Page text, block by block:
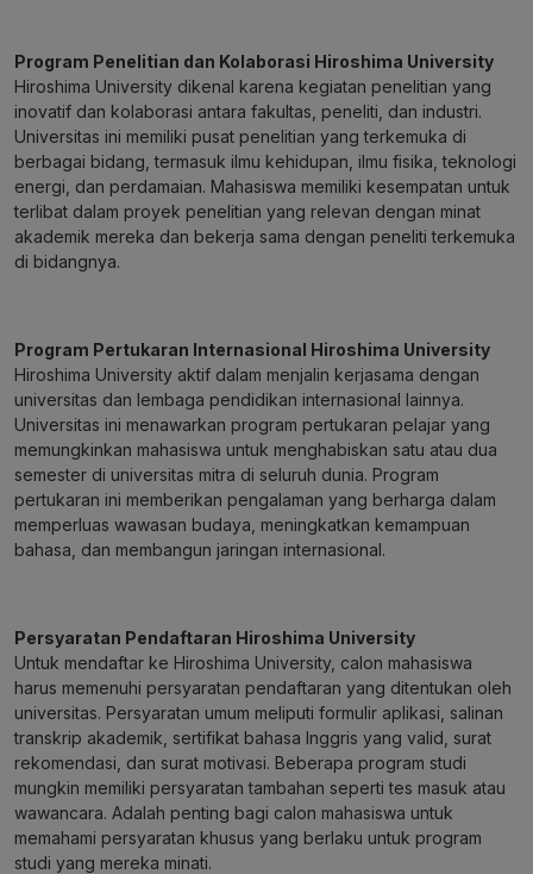
Program Penelitian dan Kolaborasi Hiroshima University
Hiroshima University dikenal karena kegiatan penelitian yang
inovatif dan kolaborasi antara fakultas, peneliti, dan industri.
Universitas ini memiliki pusat penelitian yang terkemuka di
berbagai bidang, termasuk ilmu kehidupan, ilmu fisika, teknologi
energi, dan perdamaian. Mahasiswa memiliki kesempatan untuk
terlibat dalam proyek penelitian yang relevan dengan minat
akademik mereka dan bekerja sama dengan peneliti terkemuka
di bidangnya.
Program Pertukaran Internasional Hiroshima University
Hiroshima University aktif dalam menjalin kerjasama dengan
universitas dan lembaga pendidikan internasional lainnya.
Universitas ini menawarkan program pertukaran pelajar yang
memungkinkan mahasiswa untuk menghabiskan satu atau dua
semester di universitas mitra di seluruh dunia. Program
pertukaran ini memberikan pengalaman yang berharga dalam
memperluas wawasan budaya, meningkatkan kemampuan
bahasa, dan membangun jaringan internasional.
Persyaratan Pendaftaran Hiroshima University
Untuk mendaftar ke Hiroshima University, calon mahasiswa
harus memenuhi persyaratan pendaftaran yang ditentukan oleh
universitas. Persyaratan umum meliputi formulir aplikasi, salinan
transkrip akademik, sertifikat bahasa Inggris yang valid, surat
rekomendasi, dan surat motivasi. Beberapa program studi
mungkin memiliki persyaratan tambahan seperti tes masuk atau
wawancara. Adalah penting bagi calon mahasiswa untuk
memahami persyaratan khusus yang berlaku untuk program
studi yang mereka minati.